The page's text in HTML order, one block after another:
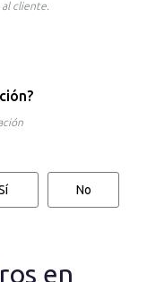
cliente.
No
en